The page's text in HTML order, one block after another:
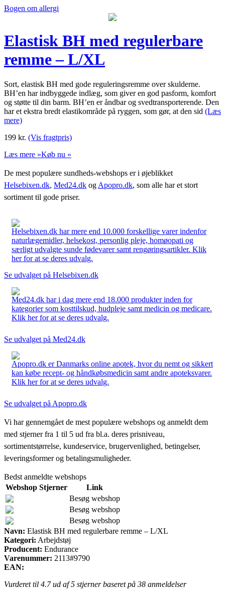
Bogen om allergi
Elastisk BH med regulerbare
remme – L/XL
Sort, elastisk BH med gode reguleringsremme over skulderne.
BH’en har indbyggede indlæg, som giver en god pasform, komfort
og støtte til din barm. BH’en er åndbar og svedtransporterende. Den
har et ekstra bredt elastikområde på ryggen, som gør, at den sid (Læs
mere)
199 kr. (Vis fragtpris)
Læs mere »Køb nu »
De mest populære sundheds-webshops er i øjeblikket
Helsebixen.dk, Med24.dk og Apopro.dk, som alle har et stort
sortiment til gode priser.
Helsebixen.dk har mere end 10.000 forskellige varer indenfor
naturlægemidler, helsekost, personlig pleje, homøopati og
særligt udvalgte sunde fødevarer samt rengøringsartikler. Klik
her for at se deres udvalg.
Se udvalget på Helsebixen.dk
Med24.dk har i dag mere end 18.000 produkter inden for
kategorier som kosttilskud, hudpleje samt medicin og medicare.
Klik her for at se deres udvalg.
Se udvalget på Med24.dk
Apopro.dk er Danmarks online apotek, hvor du nemt og sikkert
kan købe recept- og håndkøbsmedicin samt andre apoteksvarer.
Klik her for at se deres udvalg.
Se udvalget på Apopro.dk
Vi har gennemgået de mest populære webshops og anmeldt dem
med stjerner fra 1 til 5 ud fra bl.a. deres prisniveau,
sortimentstørrelse, kundeservice, brugervenlighed, betingelser,
leveringsformer og betalingsmuligheder.
Bedst anmeldte webshops
Webshop Stjerner
Link
Besøg webshop
Besøg webshop
Besøg webshop
Navn: Elastisk BH med regulerbare remme – L/XL
Kategori: Arbejdstøj
Producent: Endurance
Varenummer: 2113#9790
EAN:
Vurderet til 4.7ud af 5 stjerner baseret på 38 anmeldelser